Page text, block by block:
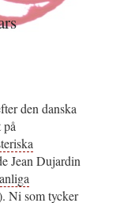
den danska
på
Jean Dujardin
Ni som tycker